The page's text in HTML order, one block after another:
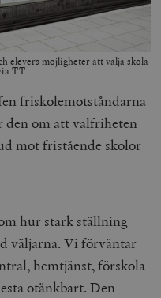
elevers möjligheter att välja skola
TT
friskolemotståndarna
den om att valfriheten
mot fristående skolor
hur stark ställning
väljarna. Vi förväntar
hemtjänst, förskola
otänkbart. Den